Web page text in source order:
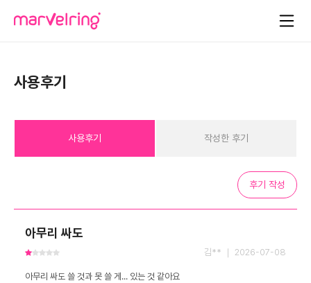
사용후기
사용후기 작성한 후기
후기 작성
아무리 싸도
김** ｜ 2026-07-08